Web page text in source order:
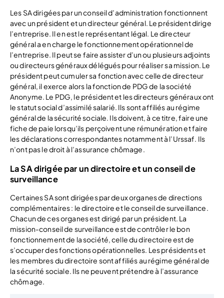
Les SA dirigées par un conseil d’administration fonctionnent
avec un président et un directeur général. Le président dirige
l’entreprise. Il en est le représentant légal. Le directeur
général a en charge le fonctionnement opérationnel de
l’entreprise. Il peut se faire assister d’un ou plusieurs adjoints
ou directeurs généraux délégués pour réaliser sa mission. Le
président peut cumuler sa fonction avec celle de directeur
général, il exerce alors la fonction de PDG de la société
Anonyme. Le PDG, le président et les directeurs généraux ont
le statut social d’assimilé salarié. Ils sont affiliés au régime
général de la sécurité sociale. Ils doivent, à ce titre, faire une
fiche de paie lorsqu’ils perçoivent une rémunération et faire
les déclarations correspondantes notamment à l’Urssaf. Ils
n’ont pas le droit à l’assurance chômage.
La SA dirigée par un directoire et un conseil de
surveillance
Certaines SA sont dirigées par deux organes de directions
complémentaires : le directoire et le conseil de surveillance.
Chacun de ces organes est dirigé par un président. La
mission-conseil de surveillance est de contrôler le bon
fonctionnement de la société, celle du directoire est de
s’occuper des fonctions opérationnelles. Les présidents et
les membres du directoire sont affiliés au régime général de
la sécurité sociale. Ils ne peuvent prétendre à l’assurance
chômage.